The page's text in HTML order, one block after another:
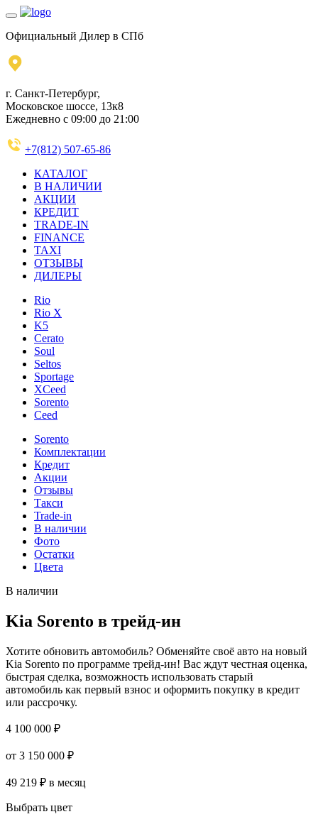
Официальный Дилер в СПб
г. Санкт-Петербург,
Московское шоссе, 13к8
Ежедневно с 09:00 до 21:00
+7(812) 507-65-86
КАТАЛОГ
В НАЛИЧИИ
АКЦИИ
КРЕДИТ
TRADE-IN
FINANCE
TAXI
ОТЗЫВЫ
ДИЛЕРЫ
Rio
Rio X
K5
Cerato
Soul
Seltos
Sportage
XCeed
Sorento
Ceed
Sorento
Комплектации
Кредит
Акции
Отзывы
Такси
Trade-in
В наличии
Фото
Остатки
Цвета
В наличии
Kia Sorento в трейд-ин
Хотите обновить автомобиль? Обменяйте своё авто на новый
Kia Sorento по программе трейд-ин! Вас ждут честная оценка,
быстрая сделка, возможность использовать старый
автомобиль как первый взнос и оформить покупку в кредит
или рассрочку.
4 100 000 ₽
от 3 150 000 ₽
49 219 ₽ в месяц
Выбрать цвет